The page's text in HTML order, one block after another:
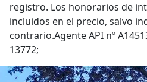
registro. Los honorarios de
incluidos en el precio, salvo
contrario.Agente API nº
13772;